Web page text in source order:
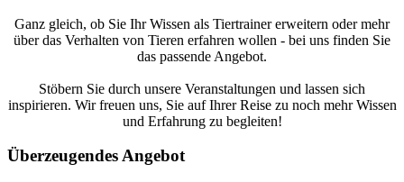
Ganz gleich, ob Sie Ihr Wissen als Tiertrainer erweitern oder mehr
über das Verhalten von Tieren erfahren wollen - bei uns finden Sie
das passende Angebot.
Stöbern Sie durch unsere Veranstaltungen und lassen sich
inspirieren. Wir freuen uns, Sie auf Ihrer Reise zu noch mehr Wissen
und Erfahrung zu begleiten!
Überzeugendes Angebot